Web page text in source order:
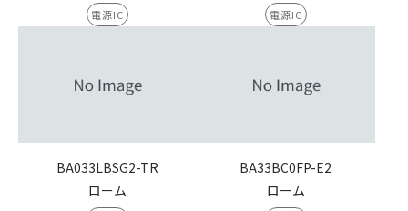
電源IC 電源IC
BA033LBSG2-TR
ローム
BA33BC0FP-E2
ローム